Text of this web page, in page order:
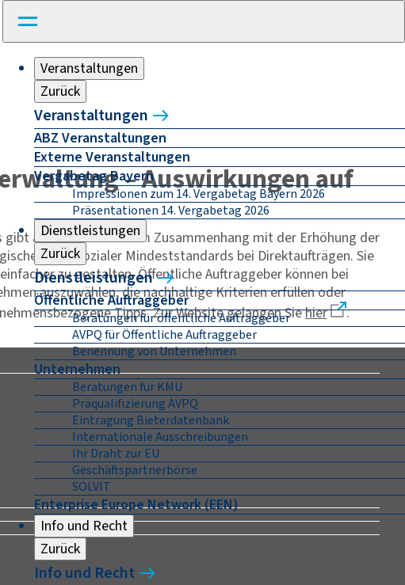
Veranstaltungen
Zurück
Veranstaltungen
ABZ Veranstaltungen
Externe Veranstaltungen
Vergabetag Bayern
Impressionen zum 14. Vergabetag Bayern 2026
Präsentationen 14. Vergabetag 2026
Dienstleistungen
Zurück
Dienstleistungen
Öffentliche Auftraggeber
Beratungen für öffentliche Auftraggeber
AVPQ für Öffentliche Auftraggeber
Benennung von Unternehmen
Unternehmen
Beratungen für KMU
Präqualifizierung AVPQ
Eintragung Bieterdatenbank
Internationale Ausschreibungen
Ihr Draht zur EU
Geschäftspartnerbörse
SOLVIT
Enterprise Europe Network (EEN)
Info und Recht
Zurück
Info und Recht
– Auswirkungen auf
auf ihrer Website im Zusammenhang mit der Erhöhung der
oder sozialer Mindeststandards bei Direktaufträgen. Sie
zu gestalten. Öffentliche Auftraggeber können bei
auszuwählen, die nachhaltige Kriterien erfüllen oder
Tipps. Zur Website gelangen Siehier .